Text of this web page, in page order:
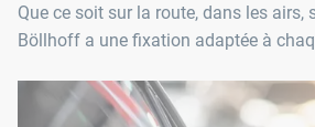
Que ce soit sur la route, dans les airs,
Böllhoff a une fixation adaptée à